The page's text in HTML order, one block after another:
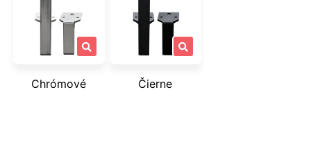
Chrómové Čierne